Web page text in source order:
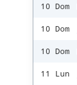
10 Dom
10 Dom
10 Dom
11 Lun